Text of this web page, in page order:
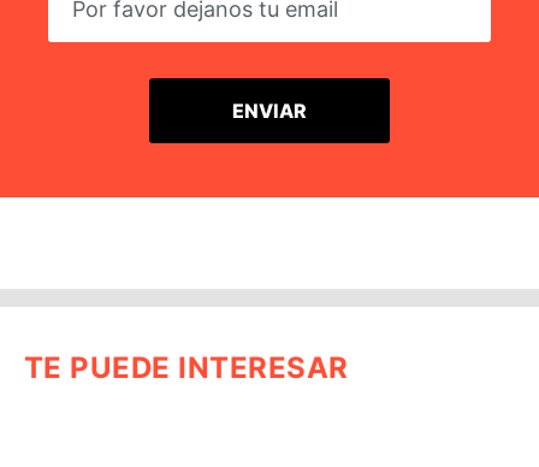
TE PUEDE INTERESAR